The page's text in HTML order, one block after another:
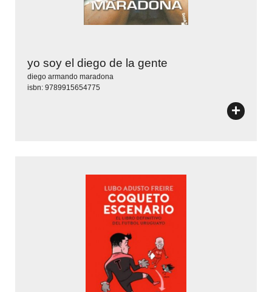
yo soy el diego de la gente
diego armando maradona
isbn: 9789915654775
+